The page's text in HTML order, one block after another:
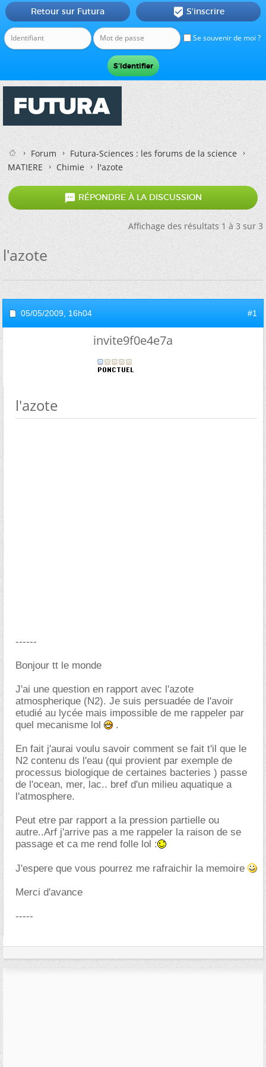
Se souvenir de moi ?
Retour sur Futura  S'inscrire
Forum
Futura-Sciences : les forums de la science
MATIERE
Chimie l'azote
 RÉPONDRE À LA DISCUSSION
Affichage des résultats 1 à 3 sur 3
l'azote
05/05/2009, 16h04 #1
invite9f0e4e7a
l'azote
------
Bonjour tt le monde
J'ai une question en rapport avec l'azote
atmospherique (N2). Je suis persuadée de l'avoir
etudié au lycée mais impossible de me rappeler par
quel mecanisme lol
.
En fait j'aurai voulu savoir comment se fait t'il que le
N2 contenu ds l'eau (qui provient par exemple de
processus biologique de certaines bacteries ) passe
de l'ocean, mer, lac.. bref d'un milieu aquatique a
l'atmosphere.
Peut etre par rapport a la pression partielle ou
autre..Arf j'arrive pas a me rappeler la raison de se
passage et ca me rend folle lol :
J'espere que vous pourrez me rafraichir la memoire
Merci d'avance
-----